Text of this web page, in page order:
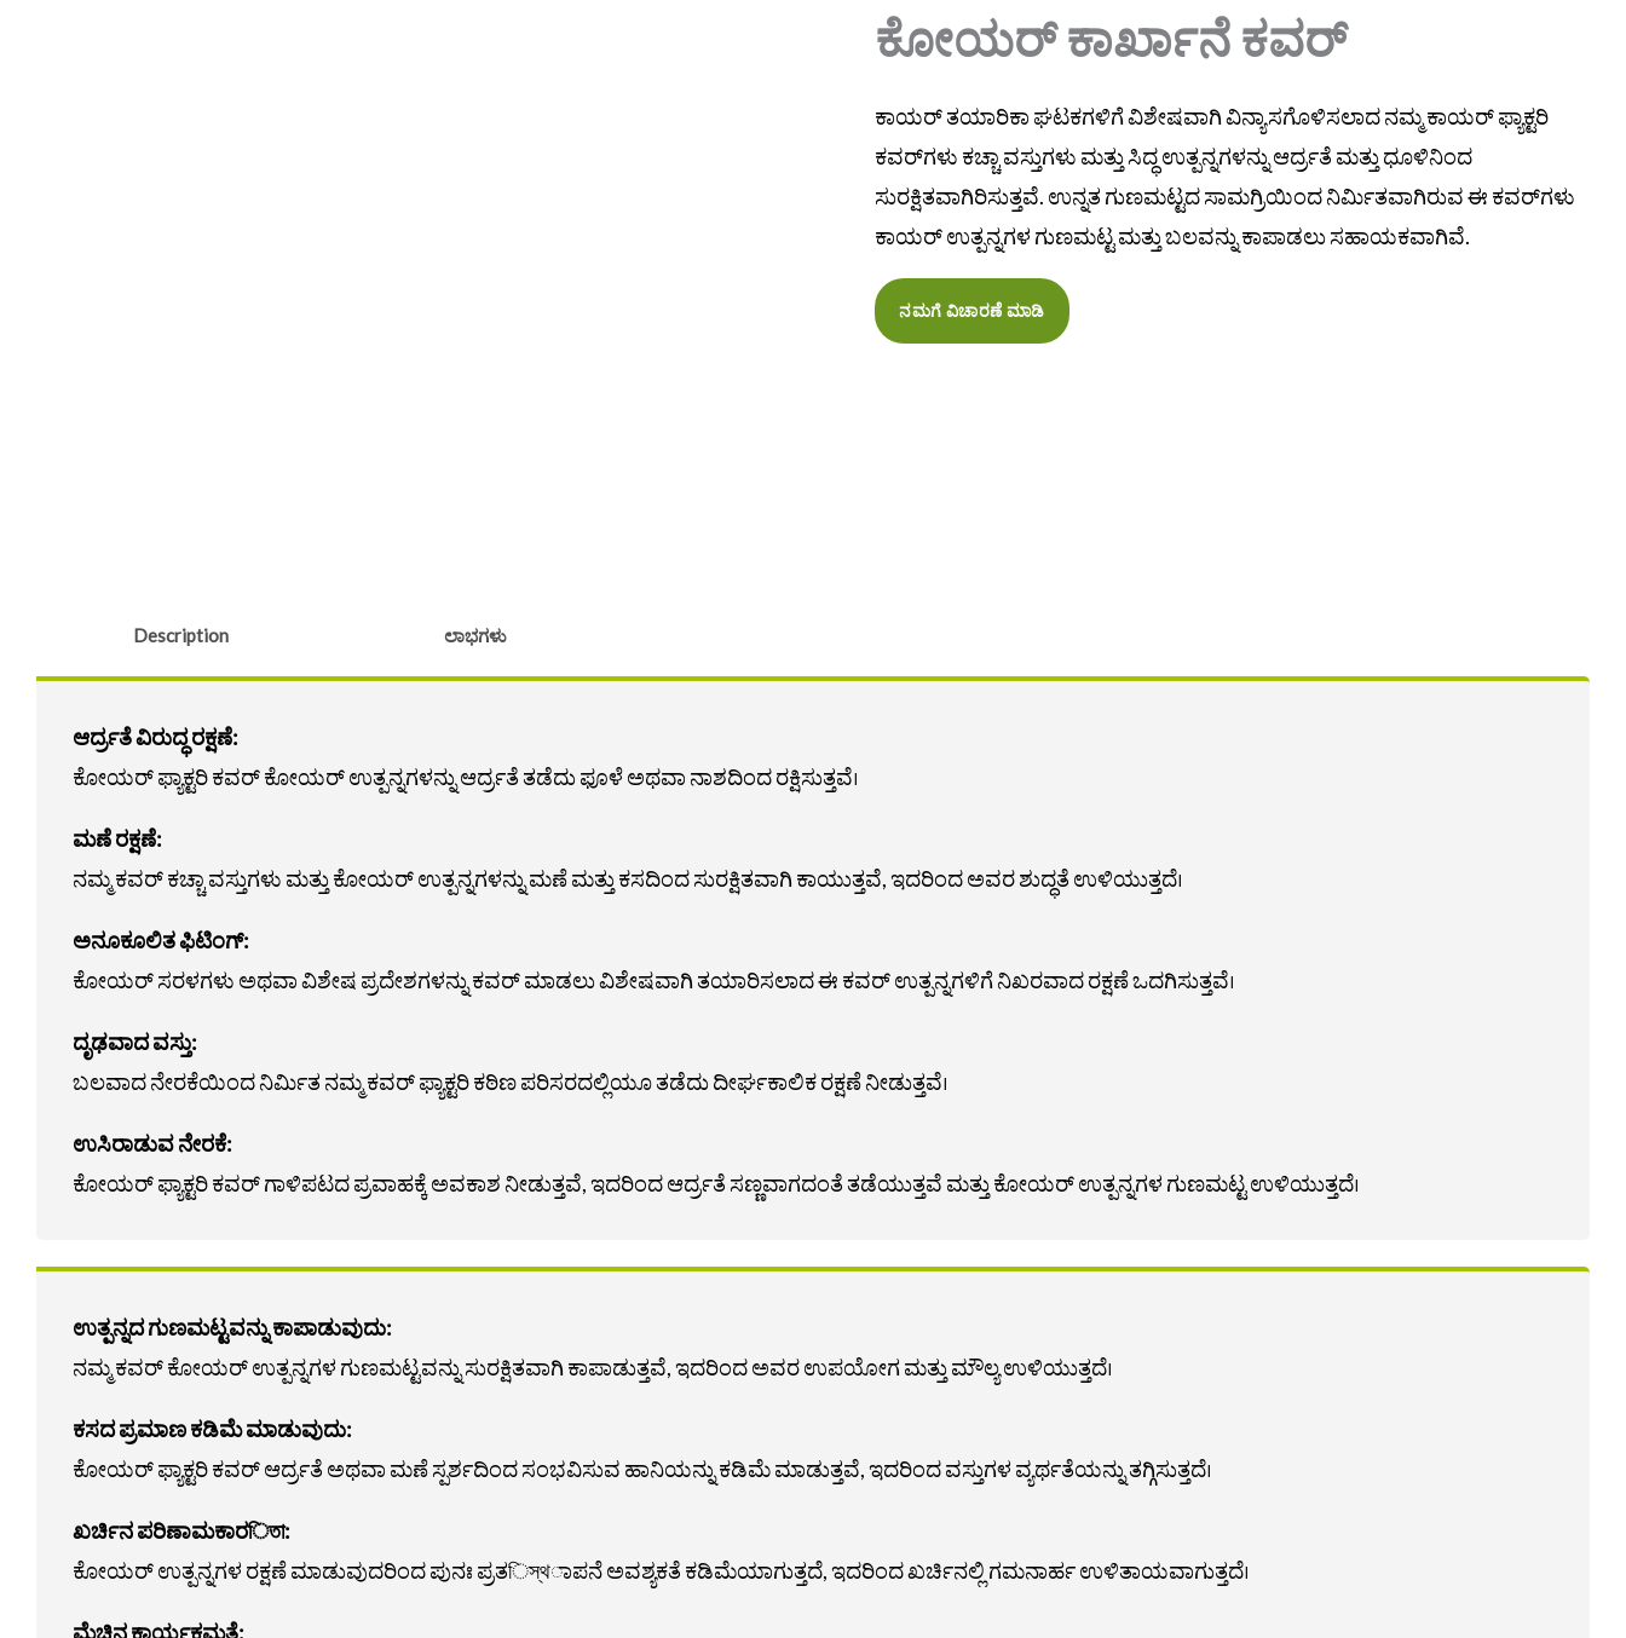
ಕೋಯರ್ ಕಾರ್ಖಾನೆ ಕವರ್
ಕಾಯರ್ ತಯಾರಿಕಾ ಘಟಕಗಳಿಗೆ ವಿಶೇಷವಾಗಿ ವಿನ್ಯಾಸಗೊಳಿಸಲಾದ ನಮ್ಮ ಕಾಯರ್ ಫ್ಯಾಕ್ಟರಿ
ಕವರ್‌ಗಳು ಕಚ್ಚಾ ವಸ್ತುಗಳು ಮತ್ತು ಸಿದ್ಧ ಉತ್ಪನ್ನಗಳನ್ನು ಆರ್ದ್ರತೆ ಮತ್ತು ಧೂಳಿನಿಂದ
ಸುರಕ್ಷಿತವಾಗಿರಿಸುತ್ತವೆ. ಉನ್ನತ ಗುಣಮಟ್ಟದ ಸಾಮಗ್ರಿಯಿಂದ ನಿರ್ಮಿತವಾಗಿರುವ ಈ ಕವರ್‌ಗಳು
ಕಾಯರ್ ಉತ್ಪನ್ನಗಳ ಗುಣಮಟ್ಟ ಮತ್ತು ಬಲವನ್ನು ಕಾಪಾಡಲು ಸಹಾಯಕವಾಗಿವೆ.
ನಮಗೆ ವಿಚಾರಣೆ ಮಾಡಿ
Description ಲಾಭಗಳು
ಆರ್ದ್ರತೆ ವಿರುದ್ಧ ರಕ್ಷಣೆ:
ಕೋಯರ್ ಫ್ಯಾಕ್ಟರಿ ಕವರ್ ಕೋಯರ್ ಉತ್ಪನ್ನಗಳನ್ನು ಆರ್ದ್ರತೆ ತಡೆದು ಫೂಳೆ ಅಥವಾ ನಾಶದಿಂದ ರಕ್ಷಿಸುತ್ತವೆ।
ಮಣೆ ರಕ್ಷಣೆ:
ನಮ್ಮ ಕವರ್ ಕಚ್ಚಾ ವಸ್ತುಗಳು ಮತ್ತು ಕೋಯರ್ ಉತ್ಪನ್ನಗಳನ್ನು ಮಣೆ ಮತ್ತು ಕಸದಿಂದ ಸುರಕ್ಷಿತವಾಗಿ ಕಾಯುತ್ತವೆ, ಇದರಿಂದ ಅವರ ಶುದ್ಧತೆ ಉಳಿಯುತ್ತದೆ।
ಅನೂಕೂಲಿತ ಫಿಟಿಂಗ್:
ಕೋಯರ್ ಸರಳಗಳು ಅಥವಾ ವಿಶೇಷ ಪ್ರದೇಶಗಳನ್ನು ಕವರ್ ಮಾಡಲು ವಿಶೇಷವಾಗಿ ತಯಾರಿಸಲಾದ ಈ ಕವರ್ ಉತ್ಪನ್ನಗಳಿಗೆ ನಿಖರವಾದ ರಕ್ಷಣೆ ಒದಗಿಸುತ್ತವೆ।
ದೃಢವಾದ ವಸ್ತು:
ಬಲವಾದ ನೇರಕೆಯಿಂದ ನಿರ್ಮಿತ ನಮ್ಮ ಕವರ್ ಫ್ಯಾಕ್ಟರಿ ಕಠಿಣ ಪರಿಸರದಲ್ಲಿಯೂ ತಡೆದು ದೀರ್ಘಕಾಲಿಕ ರಕ್ಷಣೆ ನೀಡುತ್ತವೆ।
ಉಸಿರಾಡುವ ನೇರಕೆ:
ಕೋಯರ್ ಫ್ಯಾಕ್ಟರಿ ಕವರ್ ಗಾಳಿಪಟದ ಪ್ರವಾಹಕ್ಕೆ ಅವಕಾಶ ನೀಡುತ್ತವೆ, ಇದರಿಂದ ಆರ್ದ್ರತೆ ಸಣ್ಣವಾಗದಂತೆ ತಡೆಯುತ್ತವೆ ಮತ್ತು ಕೋಯರ್ ಉತ್ಪನ್ನಗಳ ಗುಣಮಟ್ಟ ಉಳಿಯುತ್ತದೆ।
ಉತ್ಪನ್ನದ ಗುಣಮಟ್ಟವನ್ನು ಕಾಪಾಡುವುದು:
ನಮ್ಮ ಕವರ್ ಕೋಯರ್ ಉತ್ಪನ್ನಗಳ ಗುಣಮಟ್ಟವನ್ನು ಸುರಕ್ಷಿತವಾಗಿ ಕಾಪಾಡುತ್ತವೆ, ಇದರಿಂದ ಅವರ ಉಪಯೋಗ ಮತ್ತು ಮೌಲ್ಯ ಉಳಿಯುತ್ತದೆ।
ಕಸದ ಪ್ರಮಾಣ ಕಡಿಮೆ ಮಾಡುವುದು:
ಕೋಯರ್ ಫ್ಯಾಕ್ಟರಿ ಕವರ್ ಆರ್ದ್ರತೆ ಅಥವಾ ಮಣೆ ಸ್ಪರ್ಶದಿಂದ ಸಂಭವಿಸುವ ಹಾನಿಯನ್ನು ಕಡಿಮೆ ಮಾಡುತ್ತವೆ, ಇದರಿಂದ ವಸ್ತುಗಳ ವ್ಯರ್ಥತೆಯನ್ನು ತಗ್ಗಿಸುತ್ತದೆ।
ಖರ್ಚಿನ ಪರಿಣಾಮಕಾರিতা:
ಕೋಯರ್ ಉತ್ಪನ್ನಗಳ ರಕ್ಷಣೆ ಮಾಡುವುದರಿಂದ ಪುನಃ ಪ್ರತিস্থಾಪನೆ ಅವಶ್ಯಕತೆ ಕಡಿಮೆಯಾಗುತ್ತದೆ, ಇದರಿಂದ ಖರ್ಚಿನಲ್ಲಿ ಗಮನಾರ್ಹ ಉಳಿತಾಯವಾಗುತ್ತದೆ।
ಮೆಚ್ಚಿನ ಕಾರ್ಯಕ್ಷಮತೆ: